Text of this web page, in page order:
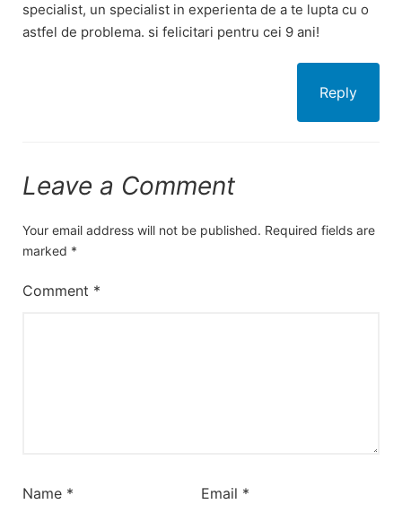
specialist, un specialist in experienta de a te lupta cu o
astfel de problema. si felicitari pentru cei 9 ani!
Reply
Leave a Comment
Your email address will not be published. Required fields are
marked *
Comment *
Name * Email *